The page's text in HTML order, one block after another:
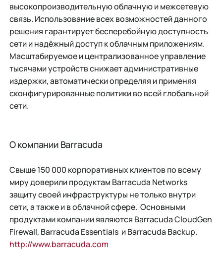
высокопроизводительную облачную и межсетевую
связь. Использование всех возможностей данного
решения гарантирует бесперебойную доступность
сети и надёжный доступ к облачным приложениям.
Масштабируемое и централизованное управление
тысячами устройств снижает административные
издержки, автоматически определяя и применяя
сконфигурированные политики во всей глобальной
сети.
О компании Barracuda
Cвыше 150 000 корпоративных клиентов по всему
миру доверили продуктам Barracuda Networks
защиту своей инфраструктуры не только внутри
сети, а также и в облачной сфере. Основными
продуктами компании являются Barracuda CloudGen
Firewall, Barracuda Essentials и Barracuda Backup.
http://www.barracuda.com